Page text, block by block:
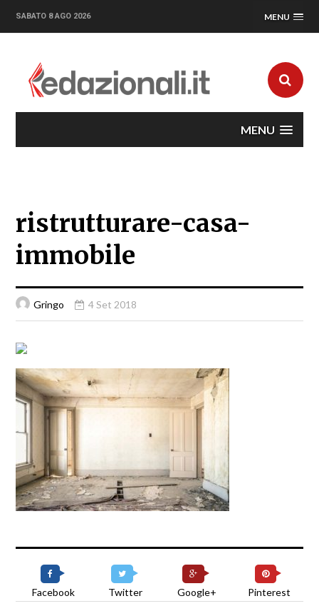
SABATO 8 AGO 2026 MENU
MENU
ristrutturare-casa-
immobile
Gringo 4 Set 2018
Facebook Twitter Google+ Pinterest